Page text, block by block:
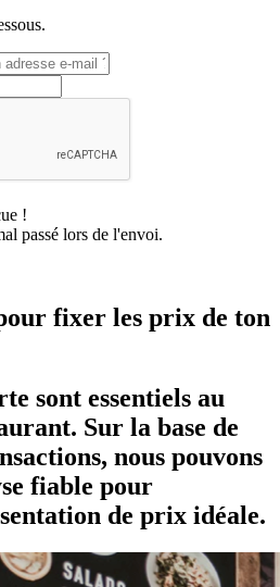
!
passé lors de l'envoi.
fixer les prix de ton
sont essentiels au
Sur la base de
nous pouvons
fiable pour
de prix idéale.